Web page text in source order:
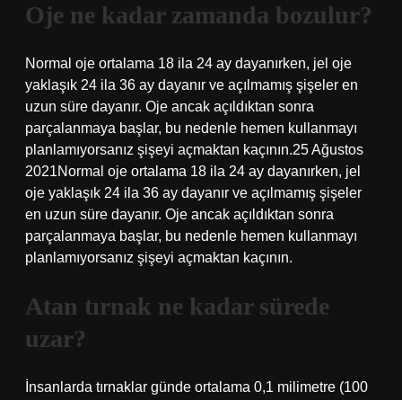
Oje ne kadar zamanda bozulur?
Normal oje ortalama 18 ila 24 ay dayanırken, jel oje
yaklaşık 24 ila 36 ay dayanır ve açılmamış şişeler en
uzun süre dayanır. Oje ancak açıldıktan sonra
parçalanmaya başlar, bu nedenle hemen kullanmayı
planlamıyorsanız şişeyi açmaktan kaçının.25 Ağustos
2021Normal oje ortalama 18 ila 24 ay dayanırken, jel
oje yaklaşık 24 ila 36 ay dayanır ve açılmamış şişeler
en uzun süre dayanır. Oje ancak açıldıktan sonra
parçalanmaya başlar, bu nedenle hemen kullanmayı
planlamıyorsanız şişeyi açmaktan kaçının.
Atan tırnak ne kadar sürede
uzar?
İnsanlarda tırnaklar günde ortalama 0,1 milimetre (100